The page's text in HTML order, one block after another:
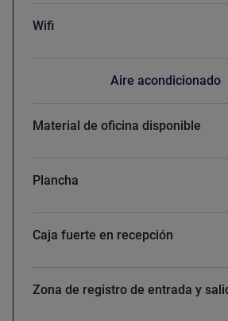
Wifi
Aire acondicionado
Material de oficina disponible
Plancha
Caja fuerte en recepción
Zona de registro de entrada y